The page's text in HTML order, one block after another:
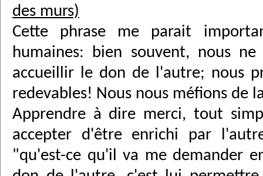
des murs)
Cette phrase me parait
humaines: bien souvent, nous
accueillir le don de l'autre; nous
redevables! Nous nous méfions de
Apprendre à dire merci, tout
accepter d'être enrichi par
"qu'est-ce qu'il va me demander